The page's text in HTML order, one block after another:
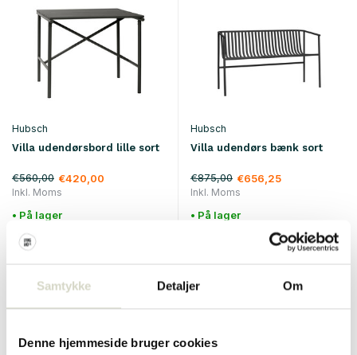
Samtykke Detaljer Om
Denne hjemmeside bruger cookies
Hubsch
Villa udendørsbord lille sort
€560,00 €420,00
Inkl. Moms
• På lager
Hubsch
Villa udendørs bænk sort
€875,00 €656,25
Inkl. Moms
• På lager
SALE 25%